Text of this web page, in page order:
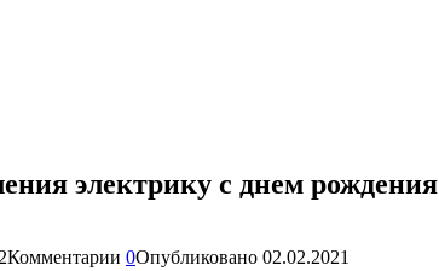
электрику с днем рождения
Комментарии 0Опубликовано 02.02.2021